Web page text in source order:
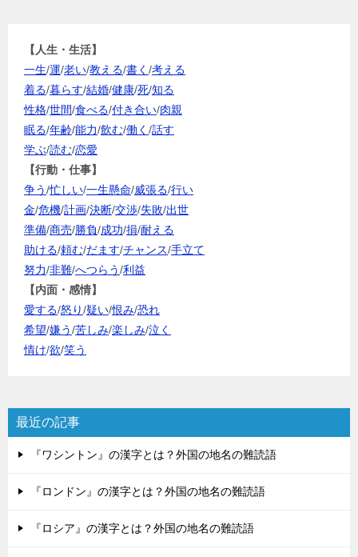
【人生・生活】
一生/運/老い/教える/書く /考える
着る/暮らす/結婚/健康/死/知る
性格/世間/食べる/付き合い/肉親
眠る/年齢/能力/飲む/働く /話す
学ぶ/読む/恋愛
【行動・仕事】
争う/忙しい/一生懸命/威張る/行い
金/危機/計画/決断/交渉/失敗/出世
準備/商売/勝負/成功/損/耐える
助ける/頼む/だます/チャンス/手立て
努力/非難/へつらう/利益
【内面・感情】
愛する/怒り/疑い/恨み/恐れ
希望/嫌う/苦しみ/楽しみ/泣く
情け/欲/笑う
最近の記事
『ワシントン』の漢字とは？外国の地名の難読語
『ロンドン』の漢字とは？外国の地名の難読語
『ロシア』の漢字とは？外国の地名の難読語